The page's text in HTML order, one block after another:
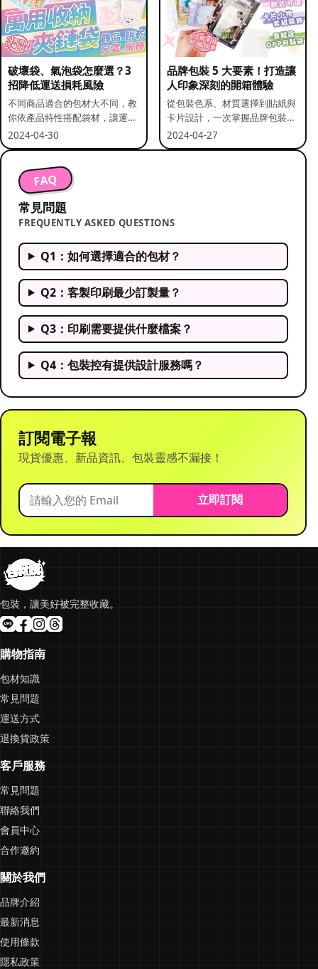
破壞袋、氣泡袋怎麼選？3
招降低運送損耗風險
不同商品適合的包材大不同，教
你依產品特性搭配袋材，讓運送
更安全。
2024-04-30
品牌包裝 5 大要素！打造讓
人印象深刻的開箱體驗
從包裝色系、材質選擇到貼紙與
卡片設計，一次掌握品牌包裝的
關鍵要素。
2024-04-27
FAQ
常見問題
FREQUENTLY ASKED QUESTIONS
Q1：如何選擇適合的包材？
Q2：客製印刷最少訂製量？
Q3：印刷需要提供什麼檔案？
Q4：包裝控有提供設計服務嗎？
訂閱電子報
現貨優惠、新品資訊、包裝靈感不漏接！
立即訂閱
包裝，讓美好被完整收藏。
購物指南
包材知識
常見問題
運送方式
退換貨政策
客戶服務
常見問題
聯絡我們
會員中心
合作邀約
關於我們
品牌介紹
最新消息
使用條款
隱私政策